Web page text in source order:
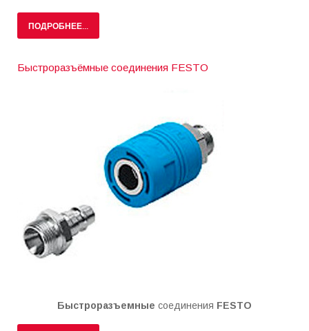
ПОДРОБНЕЕ...
Быстроразъёмные соединения FESTO
Быстроразъемные соединения FESTO